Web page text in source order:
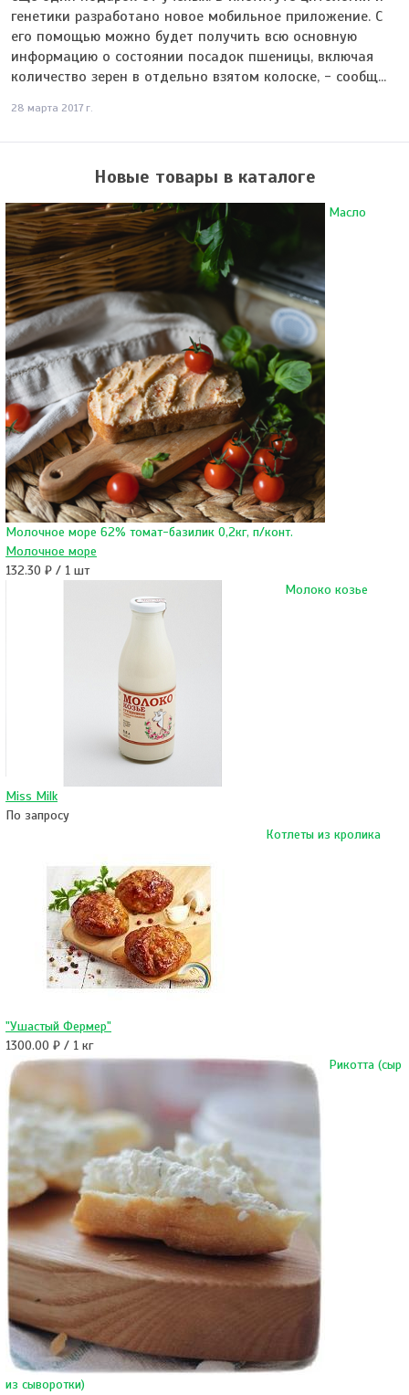
генетики разработано новое мобильное приложение. С
его помощью можно будет получить всю основную
информацию о состоянии посадок пшеницы, включая
количество зерен в отдельно взятом колоске, - сообщ...
28 марта 2017 г.
Новые товары в каталоге
Масло
Молочное море 62% томат-базилик 0,2кг, п/конт.
Молочное море
132.30 ₽ / 1 шт
Молоко козье
Miss Milk
По запросу
Котлеты из кролика
"Ушастый Фермер"
1300.00 ₽ / 1 кг
Рикотта (сыр
из сыворотки)